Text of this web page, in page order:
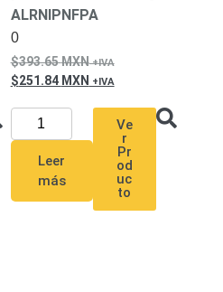
ALRNIPNFPA
0
393.65MXN
251.84 MXN
Leer
más
Ve
r
Pr
od
uc
to